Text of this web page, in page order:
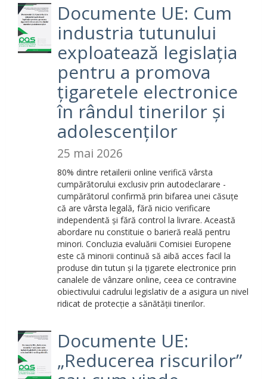
Documente UE: Cum
industria tutunului
exploatează legislația
pentru a promova
țigaretele electronice
în rândul tinerilor și
adolescenților
25 mai 2026
80% dintre retailerii online verifică vârsta
cumpărătorului exclusiv prin autodeclarare -
cumpărătorul confirmă prin bifarea unei căsuțe
că are vârsta legală, fără nicio verificare
independentă și fără control la livrare. Această
abordare nu constituie o barieră reală pentru
minori. Concluzia evaluării Comisiei Europene
este că minorii continuă să aibă acces facil la
produse din tutun și la țigarete electronice prin
canalele de vânzare online, ceea ce contravine
obiectivului cadrului legislativ de a asigura un nivel
ridicat de protecție a sănătății tinerilor.
Documente UE:
„Reducerea riscurilor”